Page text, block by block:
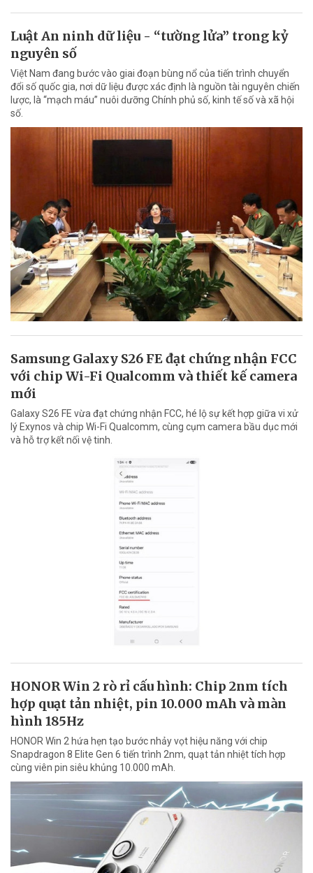
Luật An ninh dữ liệu - “tường lửa” trong kỷ
nguyên số
Việt Nam đang bước vào giai đoạn bùng nổ của tiến trình chuyển
đổi số quốc gia, nơi dữ liệu được xác định là nguồn tài nguyên chiến
lược, là “mạch máu” nuôi dưỡng Chính phủ số, kinh tế số và xã hội
số.
Samsung Galaxy S26 FE đạt chứng nhận FCC
với chip Wi-Fi Qualcomm và thiết kế camera
mới
Galaxy S26 FE vừa đạt chứng nhận FCC, hé lộ sự kết hợp giữa vi xử
lý Exynos và chip Wi-Fi Qualcomm, cùng cụm camera bầu dục mới
và hỗ trợ kết nối vệ tinh.
HONOR Win 2 rò rỉ cấu hình: Chip 2nm tích
hợp quạt tản nhiệt, pin 10.000 mAh và màn
hình 185Hz
HONOR Win 2 hứa hẹn tạo bước nhảy vọt hiệu năng với chip
Snapdragon 8 Elite Gen 6 tiến trình 2nm, quạt tản nhiệt tích hợp
cùng viên pin siêu khủng 10.000 mAh.